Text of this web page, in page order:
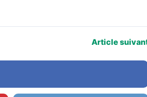
Article